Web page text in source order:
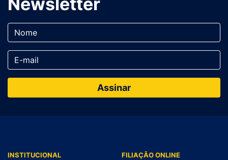
INSTITUCIONAL
FILIAÇÃO ONLINE